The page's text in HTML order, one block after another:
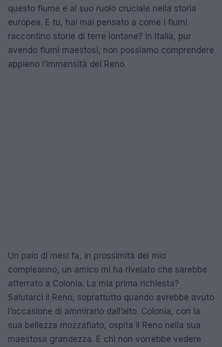
questo fiume e al suo ruolo cruciale nella storia
europea. E tu, hai mai pensato a come i fiumi
raccontino storie di terre lontane? In Italia, pur
avendo fiumi maestosi, non possiamo comprendere
appieno l’immensità del Reno.
Un paio di mesi fa, in prossimità del mio
compleanno, un amico mi ha rivelato che sarebbe
atterrato a Colonia. La mia prima richiesta?
Salutarci il Reno, soprattutto quando avrebbe avuto
l’occasione di ammirarlo dall’alto. Colonia, con la
sua bellezza mozzafiato, ospita il Reno nella sua
maestosa grandezza. E chi non vorrebbe vedere